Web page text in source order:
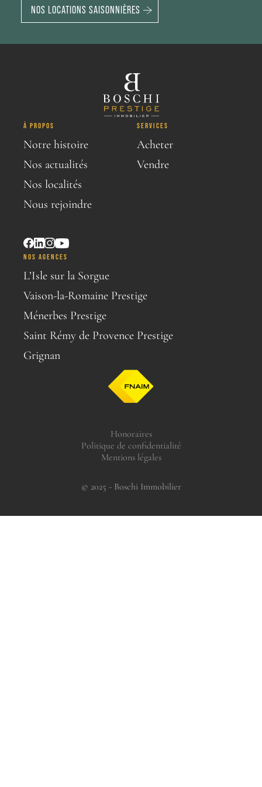
NOS LOCATIONS SAISONNIÈRES
À PROPOS
Notre histoire
Nos actualités
Nos localités
Nous rejoindre
SERVICES
Acheter
Vendre
NOS AGENCES
L’Isle sur la Sorgue
Vaison-la-Romaine Prestige
Ménerbes Prestige
Saint Rémy de Provence Prestige
Grignan
Honoraires
Politique de confidentialité
Mentions légales
© 2025 - Boschi Immobilier